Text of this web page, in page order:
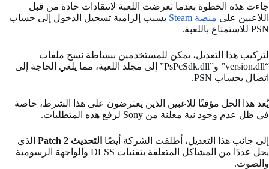
b
o
k
t
e
e
n
e
s
p
e
s
g
m
e
n
جاءت هذه الخطوة بعدما تعرضت اللعبة لانتقادات حادة من قبل
اللاعبين على منصة Steam
بسبب إلزامية تسجيل الدخول إلى حساب
PSN للاستمتاع باللعبة.
لتركيب هذا التعديل، يمكن للمستخدمين ببساطة نسخ ملفات
“version.dll” و”PsPcSdk.dll” إلى مجلد اللعبة، مما يلغي الحاجة إلى
اتصال بحساب PSN.
يُعد هذا الحل مؤقتًا للاعبين الذين يعترضون على هذا الشرط، خاصة
في ظل عدم وجود نية معلنة من Sony لرفع هذه المتطلبات.
إلى جانب هذا التعديل، أطلقت الشركة أيضًا التحديث Patch 2
الذي
يحل عددًا من المشاكل المتعلقة بتقنيات DLSS والواجهة الرسومية
والصوت.